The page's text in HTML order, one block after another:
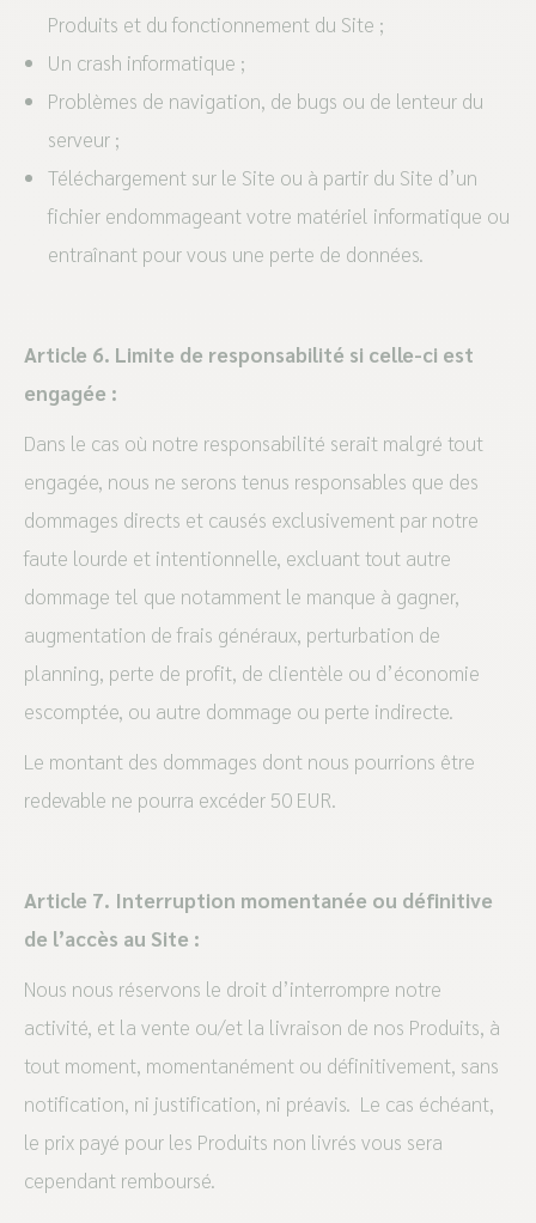
Produits et du fonctionnement du Site ;
Un crash informatique ;
Problèmes de navigation, de bugs ou de lenteur du
serveur ;
Téléchargement sur le Site ou à partir du Site d’un
fichier endommageant votre matériel informatique ou
entraînant pour vous une perte de données.
Article 6. Limite de responsabilité si celle-ci est
engagée :
Dans le cas où notre responsabilité serait malgré tout
engagée, nous ne serons tenus responsables que des
dommages directs et causés exclusivement par notre
faute lourde et intentionnelle, excluant tout autre
dommage tel que notamment le manque à gagner,
augmentation de frais généraux, perturbation de
planning, perte de profit, de clientèle ou d’économie
escomptée, ou autre dommage ou perte indirecte.
Le montant des dommages dont nous pourrions être
redevable ne pourra excéder 50 EUR.
Article 7. Interruption momentanée ou définitive
de l’accès au Site :
Nous nous réservons le droit d’interrompre notre
activité, et la vente ou/et la livraison de nos Produits, à
tout moment, momentanément ou définitivement, sans
notification, ni justification, ni préavis. Le cas échéant,
le prix payé pour les Produits non livrés vous sera
cependant remboursé.